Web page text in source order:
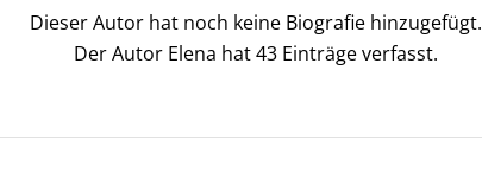
Dieser Autor hat noch keine Biografie hinzugefügt.
Der Autor Elena hat 43 Einträge verfasst.